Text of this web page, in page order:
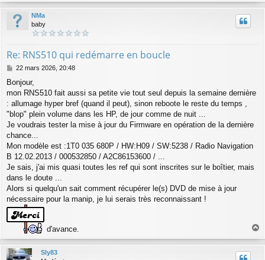
u
NMa
baby
Re: RNS510 qui redémarre en boucle
M
s
s
a
g
22 mars 2026, 20:48
Bonjour,
mon RNS510 fait aussi sa petite vie tout seul depuis la semaine dernière
: allumage hyper bref (quand il peut), sinon reboote le reste du temps ,
"blop" plein volume dans les HP, de jour comme de nuit ...
Je voudrais tester la mise à jour du Firmware en opération de la dernière
chance...
Mon modèle est :1T0 035 680P / HW:H09 / SW:5238 / Radio Navigation
B 12.02.2013 / 000532850 / A2C86153600 / ...
Je sais, j'ai mis quasi toutes les ref qui sont inscrites sur le boîtier, mais
dans le doute ...
Alors si quelqu'un sait comment récupérer le(s) DVD de mise à jour
nécessaire pour la manip, je lui serais très reconnaissant !
d'avance.
u
Sly83